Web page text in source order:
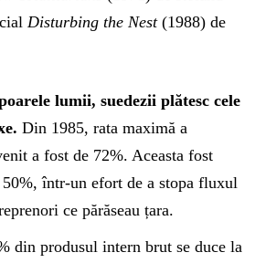
Disturbing the Nest (1988) de
lumii, suedezii plătesc cele
Din 1985, rata maximă a
a fost de 72%. Aceasta fost
50%, într-un efort de a stopa fluxul
ce părăseau țara.
din produsul intern brut se duce la